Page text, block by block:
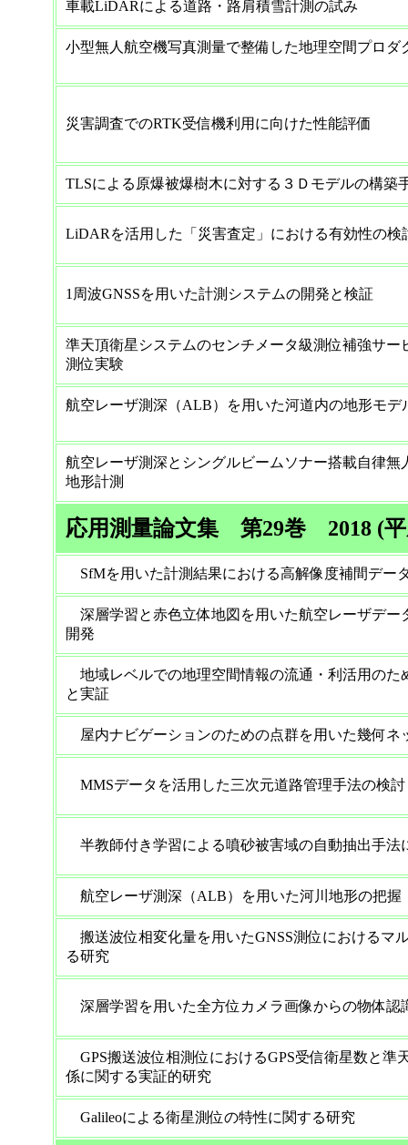
車載LiDARによる道路・路肩積雪計測の試み
小型無人航空機写真測量で整備した地理空間プロダ
災害調査でのRTK受信機利用に向けた性能評価
TLSによる原爆被爆樹木に対する３Ｄモデルの
LiDARを活用した「災害査定」における有
1周波GNSSを用いた計測システムの開発と検証
準天頂衛星システムのセンチメータ級測位補強サー
測位実験
航空レーザ測深（ALB）を用いた河道内の地形モデ
航空レーザ測深とシングルビームソナー搭載自律無
地形計測
応用測量論文集 第29巻 2018 (平
SfMを用いた計測結果における高解像度補間デー
深層学習と赤色立体地図を用いた航空レーザデー
開発
地域レベルでの地理空間情報の流通・利活用のた
と実証
屋内ナビゲーションのための点群を用いた幾何ネ
MMSデータを活用した三次元道路管理手法の検討
半教師付き学習による噴砂被害域の自動抽出手法
航空レーザ測深（ALB）を用いた河川地形の把握
搬送波位相変化量を用いたGNSS測位におけるマ
る研究
深層学習を用いた全方位カメラ画像からの物体認
GPS搬送波位相測位におけるGPS受信衛星数と準
係に関する実証的研究
Galileoによる衛星測位の特性に関する研究